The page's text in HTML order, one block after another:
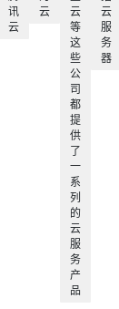
讯
云
云
云
等
这
些
公
司
都
提
供
了
一
系
列
的
云
服
务
产
品
云
服
务
器